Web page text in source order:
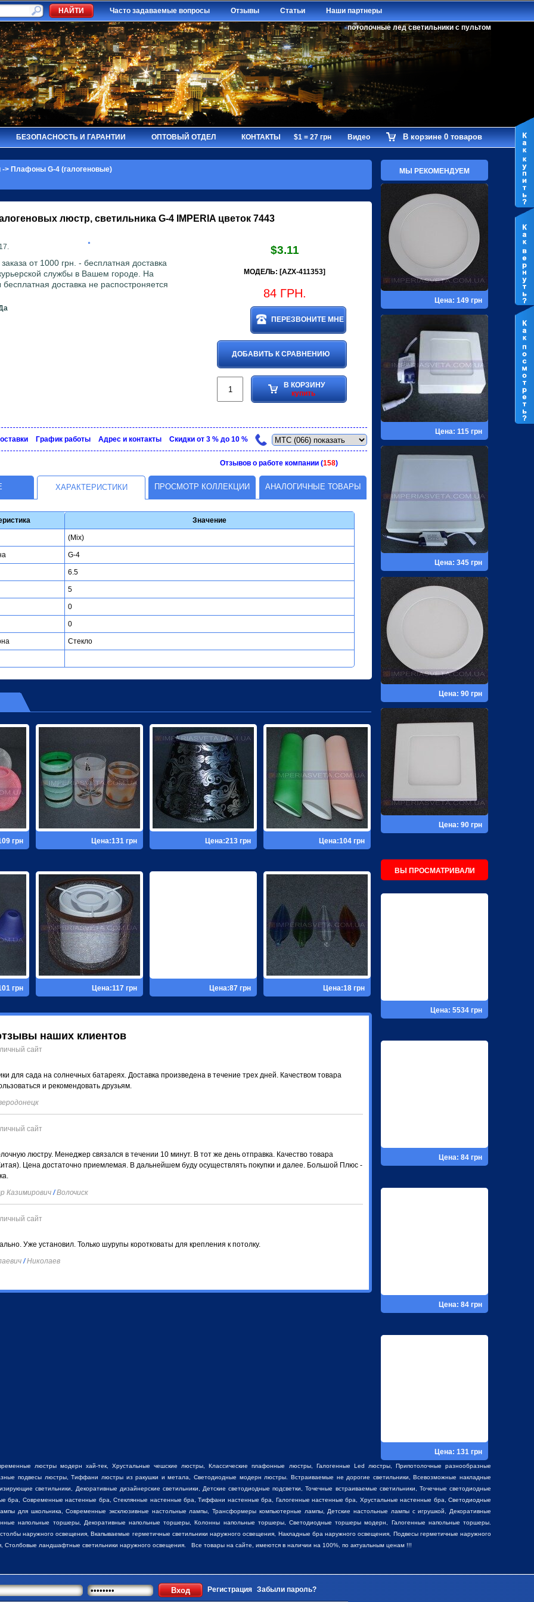
Часто задаваемые вопросы Отзывы Статьи Наши партнеры
потолочные лед светильники с пультом
БЕЗОПАСНОСТЬ И ГАРАНТИИ ОПТОВЫЙ ОТДЕЛ КОНТАКТЫ $1 = 27 грн Видео В корзине 0 товаров
-> Плафоны G-4 (галогеновые)
люстр, светильника G-4 IMPERIA цветок 7443
от 1000 грн. - бесплатная доставка
службы в Вашем городе. На
доставка не распостроняется
$3.11
МОДЕЛЬ: [AZX-411353]
84ГРН.
ДОБАВИТЬ К СРАВНЕНИЮ
ПЕРЕЗВОНИТЕ МНЕ
В КОРЗИНУ
купить
График рaботы Адрес и контакты Скидки от 3 % до 10 %
Отзывов о работе компании (158)
ХАРАКТЕРИСТИКИ ПРОСМОТР КОЛЛЕКЦИИ АНАЛОГИЧНЫЕ ТОВАРЫ
Значение
(Mix)
G-4
6.5
5
0
0
Стекло
грн Цена:131 грн Цена:213 грн Цена:104 грн
грн Цена:117 грн Цена:87 грн Цена:18 грн
наших клиентов
сайт
для сада на солнечных батареях. Доставка произведена в течение трех дней. Качеством товара
и рекомендовать друзьям.
сайт
люстру. Менеджер связался в течении 10 минут. В тот же день отправка. Качество товара
Цена достаточно приемлемая. В дальнейшем буду осуществлять покупки и далее. Большой Плюс -
Казимирович/Волочиск
сайт
Уже установил. Только шурупы коротковаты для крепления к потолку.
/Николаев
МЫ РЕКОМЕНДУЕМ
Цена: 149 грн
Цена: 115 грн
Цена: 345 грн
Цена: 90 грн
Цена: 90 грн
ВЫ ПРОСМАТРИВАЛИ
Цена: 5534 грн
Цена: 84 грн
Цена: 84 грн
Цена: 131 грн
люстры модерн хай-тек, Хрустальные чешские люстры,Классические плафонные люстры, Галогенные Led люстры, Припотолочные разнообразные
подвесы люстры,Тиффани люстрыиз ракушки и метала, Светодиодные модерн люстры. Встраиваемые не дорогие светильники, Всевозможные накладные
светильники, Декоративные дизайнерские светильники , Детские светодиодные подсветки, Точечные встраиваемые светильники, Точечные светодиодные
бра, Современные настенные бра, Стеклянные настенные бра, Тиффани настенные бра, Галогенные настенные бра, Хрустальные настенные бра, Светодиодные
для школьника, Современные эксклюзивные настольные лампы, Трансформеры компьютерные лампы, Детские настольные лампы с игрушкой, Декоративные
напольные торшеры, Декоративные напольные торшеры, Колонны напольные торшеры, Светодиодные торшеры модерн, Галогенные напольные торшеры.
наружного освещения, Вкапываемые герметичные светильники наружного освещения, Накладные бра наружного освещения, Подвесы герметичные наружного
Столбовые ландшафтные светильники наружного освещения. Все товары на сайте, имеются в наличии на 100%, по актуальным ценам !!!
Регистрация Забыли пароль?